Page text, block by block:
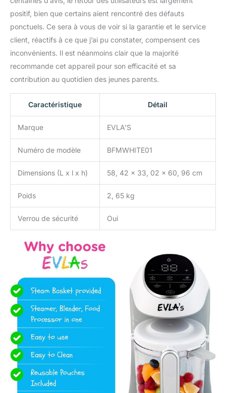
positif, bien que certains aient rencontré des défauts
ponctuels. Ce sera à vous de voir si la garantie et le service
client, réactifs à ce que j’ai pu constater, compensent ces
inconvénients. Il est néanmoins clair que la majorité
recommande cet appareil pour son efficacité et sa
contribution au quotidien des jeunes parents.
Caractéristique Détail
Marque EVLA’S
Numéro de modèle BFMWHITE01
Dimensions (L x l x h) 58, 42 x 33, 02 x 60, 96 cm
Poids 2, 65 kg
Verrou de sécurité Oui